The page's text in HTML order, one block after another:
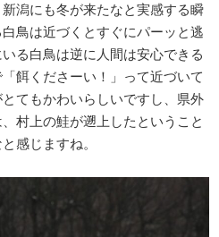
潟にも冬が来たなと実感する瞬
鳥は近づくとすぐにパーッと逃
る白鳥は逆に人間は安心できる
餌くださーい！」って近づいて
てもかわいらしいですし、県外
村上の鮭が遡上したということ
感じますね。